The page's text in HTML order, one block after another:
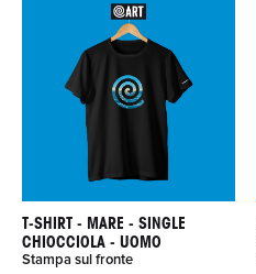
T-SHIRT - MARE - SINGLE
CHIOCCIOLA - UOMO
Stampa sul fronte